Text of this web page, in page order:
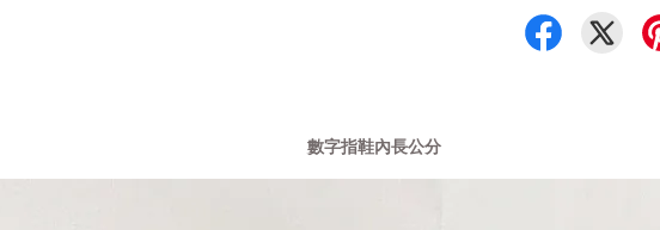
數字指鞋內長公分